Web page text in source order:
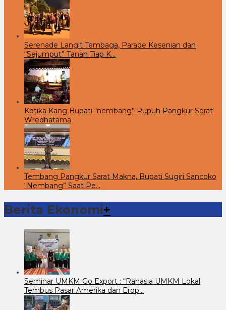
Serenade Langit Tembaga, Parade Kesenian dan
“Sejumput” Tanah Tiap K…
Ketika Kang Bupati “nembang” Pupuh Pangkur Serat
Wredhatama
Tembang Pangkur Sarat Makna, Bupati Sugiri Sancoko
“Nembang” Saat Pe…
Berita Ekonomi+
Seminar UMKM Go Export : “Rahasia UMKM Lokal
Tembus Pasar Amerika dan Erop…